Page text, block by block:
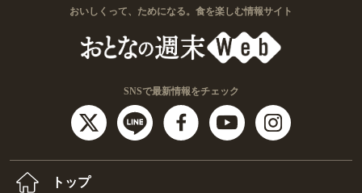
おいしくって、ためになる。食を楽しむ情報サイト
SNSで最新情報をチェック
トップ